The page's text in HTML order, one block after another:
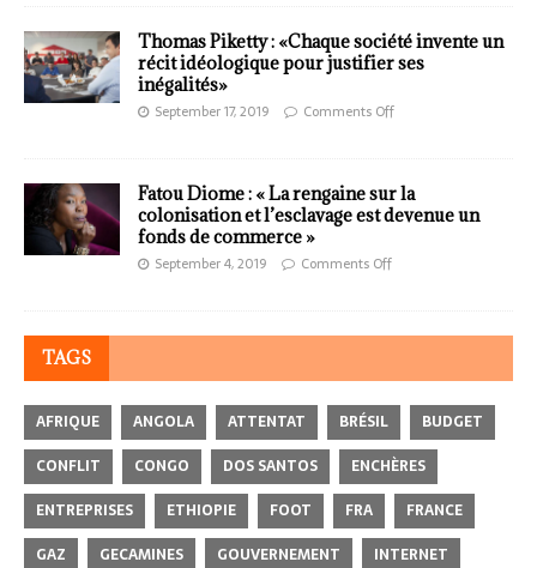
Thomas Piketty : «Chaque société invente un
récit idéologique pour justifier ses
inégalités»
September 17, 2019 Comments Off
Fatou Diome : « La rengaine sur la
colonisation et l’esclavage est devenue un
fonds de commerce »
September 4, 2019 Comments Off
TAGS
AFRIQUE ANGOLA ATTENTAT BRÉSIL
BUDGET
CONFLIT
CONGO DOS SANTOS
ENCHÈRES
ENTREPRISES
ETHIOPIE FOOT FRA
FRANCE
GAZ
GECAMINES GOUVERNEMENT
INTERNET